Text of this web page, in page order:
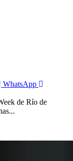
WhatsApp
de Río de